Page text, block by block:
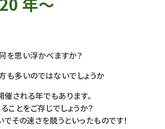
を思い浮かべますか？
も多いのではないでしょうか
される年でもあります。
ことをご存じでしょうか？
でその速さを競うといったものです！